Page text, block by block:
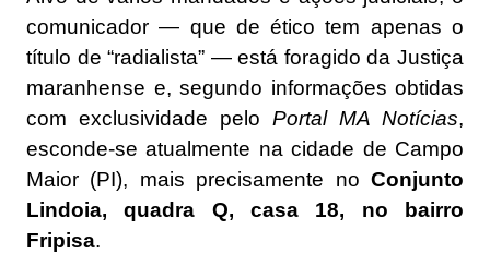
comunicador — que de ético tem apenas o
título de “radialista” — está foragido da Justiça
maranhense e, segundo informações obtidas
com exclusividade pelo Portal MA Notícias,
esconde-se atualmente na cidade de Campo
Maior (PI), mais precisamente no Conjunto
Lindoia, quadra Q, casa 18, no bairro
Fripisa.